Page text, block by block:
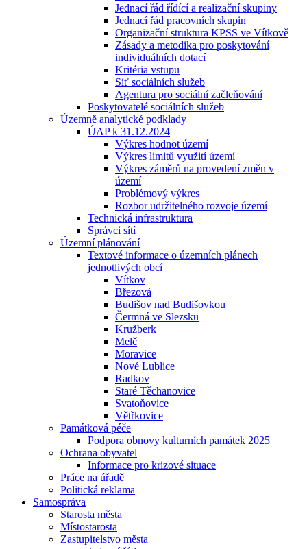
Jednací řád řídící a realizační skupiny
Jednací řád pracovních skupin
Organizační struktura KPSS ve Vítkově
Zásady a metodika pro poskytování
individuálních dotací
Kritéria vstupu
Síť sociálních služeb
Agentura pro sociální začleňování
Poskytovatelé sociálních služeb
Územně analytické podklady
ÚAP k 31.12.2024
Výkres hodnot území
Výkres limitů využití území
Výkres záměrů na provedení změn v
území
Problémový výkres
Rozbor udržitelného rozvoje území
Technická infrastruktura
Správci sítí
Územní plánování
Textové informace o územních plánech
jednotlivých obcí
Vítkov
Březová
Budišov nad Budišovkou
Čermná ve Slezsku
Kružberk
Melč
Moravice
Nové Lublice
Radkov
Staré Těchanovice
Svatoňovice
Větřkovice
Památková péče
Podpora obnovy kulturních památek 2025
Ochrana obyvatel
Informace pro krizové situace
Práce na úřadě
Politická reklama
Samospráva
Starosta města
Místostarosta
Zastupitelstvo města